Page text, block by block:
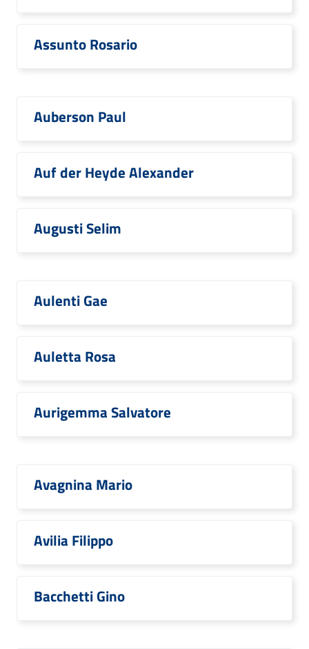
Assunto Rosario
Auberson Paul
Auf der Heyde Alexander
Augusti Selim
Aulenti Gae
Auletta Rosa
Aurigemma Salvatore
Avagnina Mario
Avilia Filippo
Bacchetti Gino